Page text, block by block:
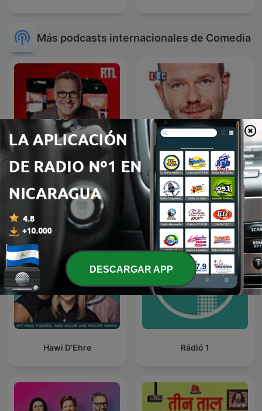
Más podcasts internacionales de Comedia
Les Grosses Têtes
James O'Brien's Mystery
Hour
Hawi D'Ehre Rádió 1
DESCARGAR APP